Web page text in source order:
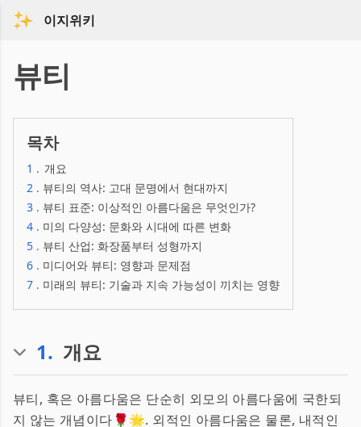
이지위키
뷰티
목차
1 . 개요
2 . 뷰티의 역사: 고대 문명에서 현대까지
3 . 뷰티 표준: 이상적인 아름다움은 무엇인가?
4 . 미의 다양성: 문화와 시대에 따른 변화
5 . 뷰티 산업: 화장품부터 성형까지
6 . 미디어와 뷰티: 영향과 문제점
7 . 미래의 뷰티: 기술과 지속 가능성이 끼치는 영향
1. 개요
뷰티, 혹은 아름다움은 단순히 외모의 아름다움에 국한되
지 않는 개념이다🌹🌟. 외적인 아름다움은 물론, 내적인